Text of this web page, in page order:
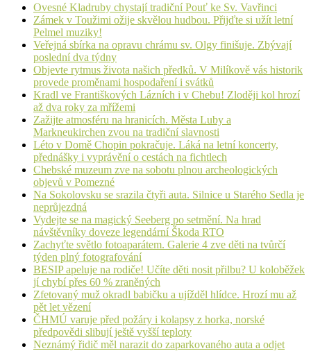
Ovesné Kladruby chystají tradiční Pouť ke Sv. Vavřinci
Zámek v Toužimi ožije skvělou hudbou. Přijďte si užít letní
Pelmel muziky!
Veřejná sbírka na opravu chrámu sv. Olgy finišuje. Zbývají
poslední dva týdny
Objevte rytmus života našich předků. V Milíkově vás historik
provede proměnami hospodaření i svátků
Kradl ve Františkových Lázních i v Chebu! Zloději kol hrozí
až dva roky za mřížemi
Zažijte atmosféru na hranicích. Města Luby a
Markneukirchen zvou na tradiční slavnosti
Léto v Domě Chopin pokračuje. Láká na letní koncerty,
přednášky i vyprávění o cestách na fichtlech
Chebské muzeum zve na sobotu plnou archeologických
objevů v Pomezné
Na Sokolovsku se srazila čtyři auta. Silnice u Starého Sedla je
neprůjezdná
Vydejte se na magický Seeberg po setmění. Na hrad
návštěvníky doveze legendární Škoda RTO
Zachyťte světlo fotoaparátem. Galerie 4 zve děti na tvůrčí
týden plný fotografování
BESIP apeluje na rodiče! Učíte děti nosit přilbu? U koloběžek
jí chybí přes 60 % zraněných
Zfetovaný muž okradl babičku a ujížděl hlídce. Hrozí mu až
pět let vězení
ČHMÚ varuje před požáry i kolapsy z horka, norské
předpovědi slibují ještě vyšší teploty
Neznámý řidič měl narazit do zaparkovaného auta a odjet